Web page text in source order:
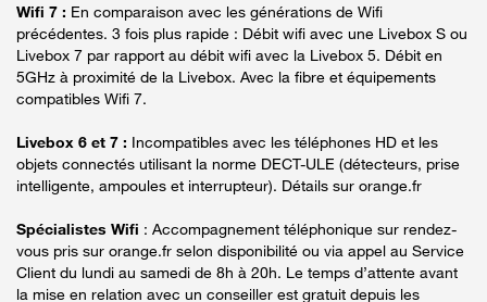
Wifi 7 : En comparaison avec les générations de Wifi
précédentes. 3 fois plus rapide : Débit wifi avec une Livebox S ou
Livebox 7 par rapport au débit wifi avec la Livebox 5. Débit en
5GHz à proximité de la Livebox. Avec la fibre et équipements
compatibles Wifi 7.
Livebox 6 et 7 : Incompatibles avec les téléphones HD et les
objets connectés utilisant la norme DECT-ULE (détecteurs, prise
intelligente, ampoules et interrupteur). Détails sur orange.fr
Spécialistes Wifi : Accompagnement téléphonique sur rendez-
vous pris sur orange.fr selon disponibilité ou via appel au Service
Client du lundi au samedi de 8h à 20h. Le temps d’attente avant
la mise en relation avec un conseiller est gratuit depuis les